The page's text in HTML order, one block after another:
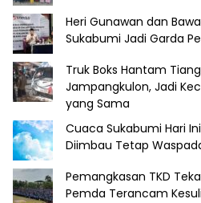
Heri Gunawan dan
Sukabumi Jadi Garda
Truk Boks Hantam
Jampangkulon, Jadi
yang Sama
Cuaca Sukabumi Hari
Diimbau Tetap
Pemangkasan TKD
Pemda Terancam